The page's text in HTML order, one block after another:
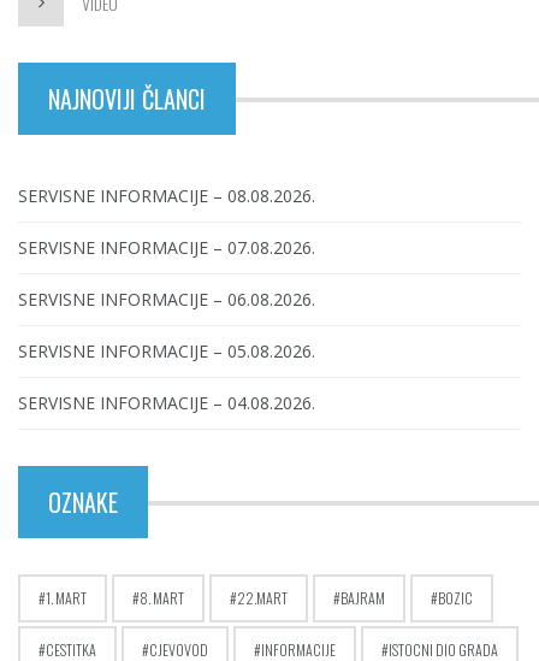
NAJNOVIJI ČLANCI
SERVISNE INFORMACIJE – 08.08.2026.
SERVISNE INFORMACIJE – 07.08.2026.
SERVISNE INFORMACIJE – 06.08.2026.
SERVISNE INFORMACIJE – 05.08.2026.
SERVISNE INFORMACIJE – 04.08.2026.
OZNAKE
1. MART 8. MART 22.MART BAJRAM BOZIC
CESTITKA CJEVOVOD INFORMACIJE ISTOCNI DIO GRADA